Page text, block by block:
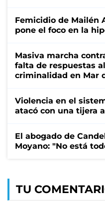
Femicidio de Mailén
pone el foco en la
Masiva marcha
falta de respuestas
criminalidad en Mar
Violencia en el
atacó con una tijera
El abogado de
Moyano: "No está
TU